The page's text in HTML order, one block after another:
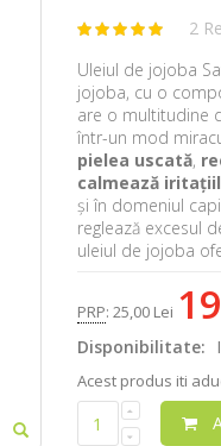
2
Uleiul de jojoba
jojoba, cu o
are o multitudine
într-un mod
pielea uscată,
calmează
și în domeniul
reglează excesul
uleiul de jojoba
PRP: 25,00 Lei
Disponibilitate:
Acest produs iti